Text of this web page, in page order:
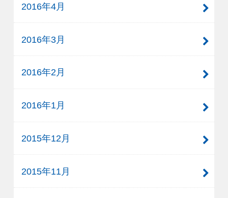
2016年4月
2016年3月
2016年2月
2016年1月
2015年12月
2015年11月